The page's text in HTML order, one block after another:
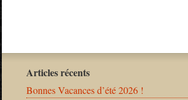
Articles récents
Bonnes Vacances d’été 2026 !